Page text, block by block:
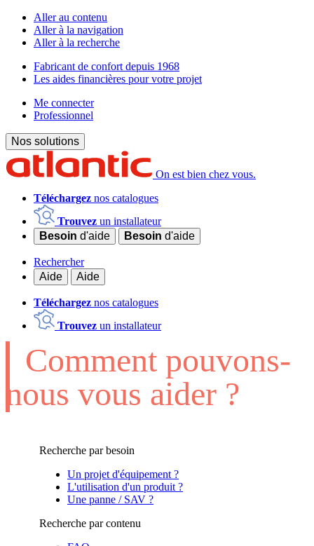
Aller au contenu
Aller à la navigation
Aller à la recherche
Fabricant de confort depuis 1968
Les aides financières pour votre projet
Me connecter
Professionnel
Nos solutions
On est bien chez vous.
Téléchargez nos catalogues
Trouvez un installateur
Besoin d'aide Besoin d'aide
Rechercher
Aide
Aide
Téléchargez nos catalogues
Trouvez un installateur
Comment pouvons-
nous vous aider ?
Recherche par besoin
Un projet d'équipement ?
L'utilisation d'un produit ?
Une panne / SAV ?
Recherche par contenu